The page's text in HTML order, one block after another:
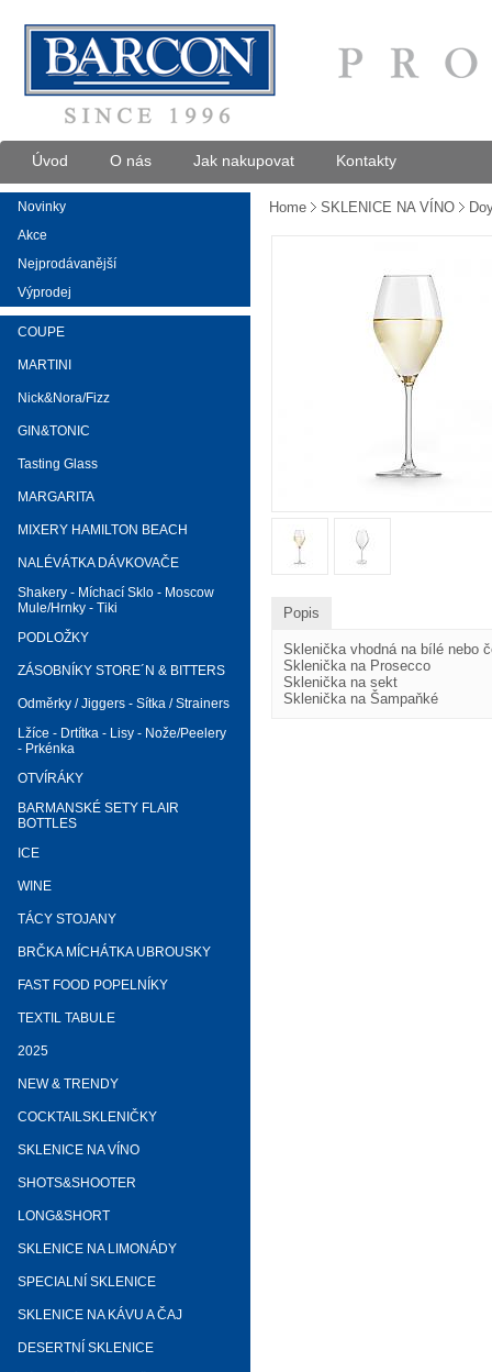
Úvod O nás Jak nakupovat Kontakty
Novinky
Akce
Nejprodávanější
Výprodej
COUPE
MARTINI
Nick&Nora/Fizz
GIN&TONIC
Tasting Glass
MARGARITA
MIXERY HAMILTON BEACH
NALÉVÁTKA DÁVKOVAČE
Shakery - Míchací Sklo - Moscow
Mule/Hrnky - Tiki
PODLOŽKY
ZÁSOBNÍKY STORE´N & BITTERS
Odměrky / Jiggers - Sítka / Strainers
Lžíce - Drtítka - Lisy - Nože/Peelery
- Prkénka
OTVÍRÁKY
BARMANSKÉ SETY FLAIR
BOTTLES
ICE
WINE
TÁCY STOJANY
BRČKA MÍCHÁTKA UBROUSKY
FAST FOOD POPELNÍKY
TEXTIL TABULE
2025
NEW & TRENDY
COCKTAILSKLENIČKY
SKLENICE NA VÍNO
SHOTS&SHOOTER
LONG&SHORT
SKLENICE NA LIMONÁDY
SPECIALNÍ SKLENICE
SKLENICE NA KÁVU A ČAJ
DESERTNÍ SKLENICE
Home SKLENICE NA VÍNO
Popis
Sklenička vhodná na bílé nebo
Sklenička na Prosecco
Sklenička na sekt
Sklenička na Šampaňké